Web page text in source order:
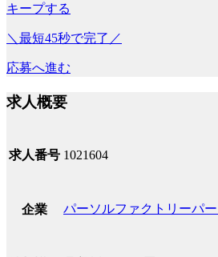
キープする
＼最短45秒で完了／
応募へ進む
求人概要
求人番号 1021604
企業 パーソルファクトリーパ